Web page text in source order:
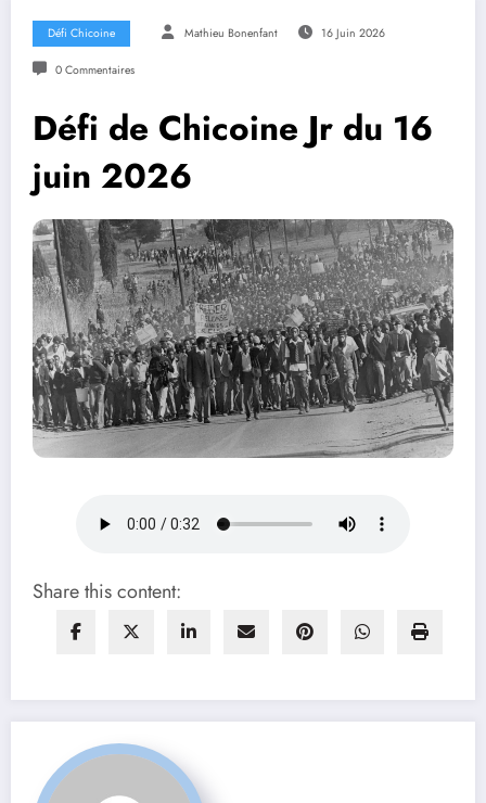
Défi Chicoine Mathieu Bonenfant 16 Juin 2026
0 Commentaires
Défi de Chicoine Jr du 16
juin 2026
Share this content: